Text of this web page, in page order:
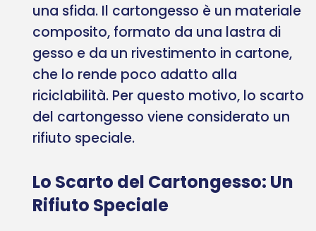
una sfida. Il cartongesso è un materiale
composito, formato da una lastra di
gesso e da un rivestimento in cartone,
che lo rende poco adatto alla
riciclabilità. Per questo motivo, lo scarto
del cartongesso viene considerato un
rifiuto speciale.
Lo Scarto del Cartongesso: Un
Rifiuto Speciale